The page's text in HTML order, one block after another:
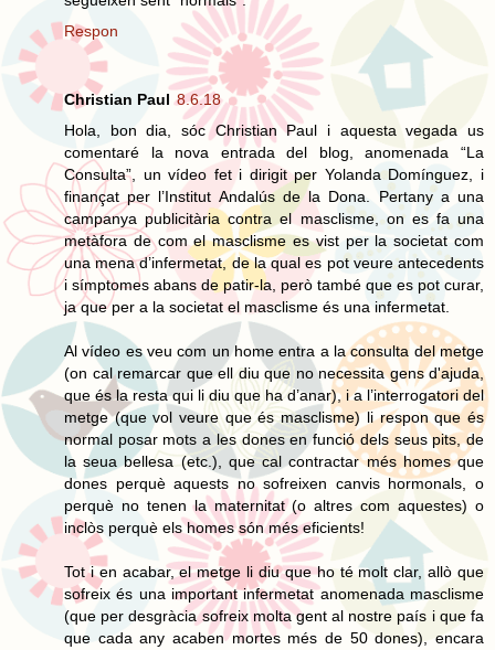
Respon
Christian Paul 8.6.18
Hola, bon dia, sóc Christian Paul i aquesta vegada us
comentaré la nova entrada del blog, anomenada “La
Consulta”, un vídeo fet i dirigit per Yolanda Domínguez, i
finançat per l’Institut Andalús de la Dona. Pertany a una
campanya publicitària contra el masclisme, on es fa una
metàfora de com el masclisme es vist per la societat com
una mena d’infermetat, de la qual es pot veure antecedents
i símptomes abans de patir-la, però també que es pot curar,
ja que per a la societat el masclisme és una infermetat.
Al vídeo es veu com un home entra a la consulta del metge
(on cal remarcar que ell diu que no necessita gens d'ajuda,
que és la resta qui li diu que ha d’anar), i a l’interrogatori del
metge (que vol veure que és masclisme) li respon que és
normal posar mots a les dones en funció dels seus pits, de
la seua bellesa (etc.), que cal contractar més homes que
dones perquè aquests no sofreixen canvis hormonals, o
perquè no tenen la maternitat (o altres com aquestes) o
inclòs perquè els homes són més eficients!
Tot i en acabar, el metge li diu que ho té molt clar, allò que
sofreix és una important infermetat anomenada masclisme
(que per desgràcia sofreix molta gent al nostre país i que fa
que cada any acaben mortes més de 50 dones), encara